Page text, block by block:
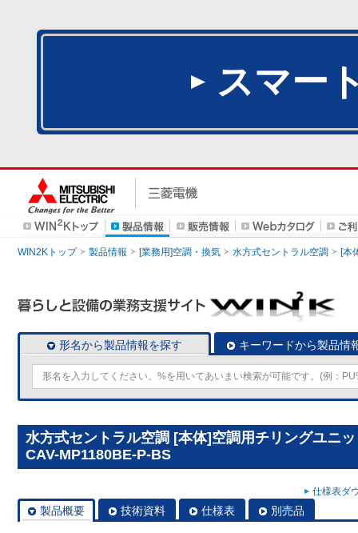
スマー
WIN2Kトップ 製品情報 [業務用]空調・換気 水方式セントラル空調 [本
形名から製品情報を探す キーワードから製品情
水方式セントラル空調 [本体]空調用チリングユニ
CAV-MP1180BE-P-BS
仕様表ダ
製品概要 技術資料 仕様表 別売品